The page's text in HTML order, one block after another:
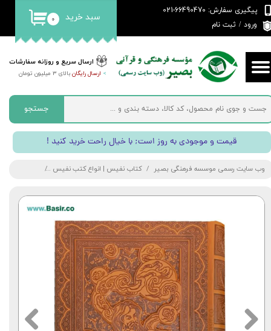
ارسال سریع و روزانه سفارشات
> ارسال رایگانبالای 3 میلیون تومان
پیگیری سفارش: 66490470-021
ورود / ثبت نام
حساب کاربری من
تغییر گذر واژه
سفارشات
خروج از حساب کاربری
۰ سبد خرید
جستجو
! قیمت و موجودی به روز است; با خیال راحت خرید کنید
وب سایت رسمی موسسه فرهنگی بصیر کتاب نفیس | انواع کتب نفیس